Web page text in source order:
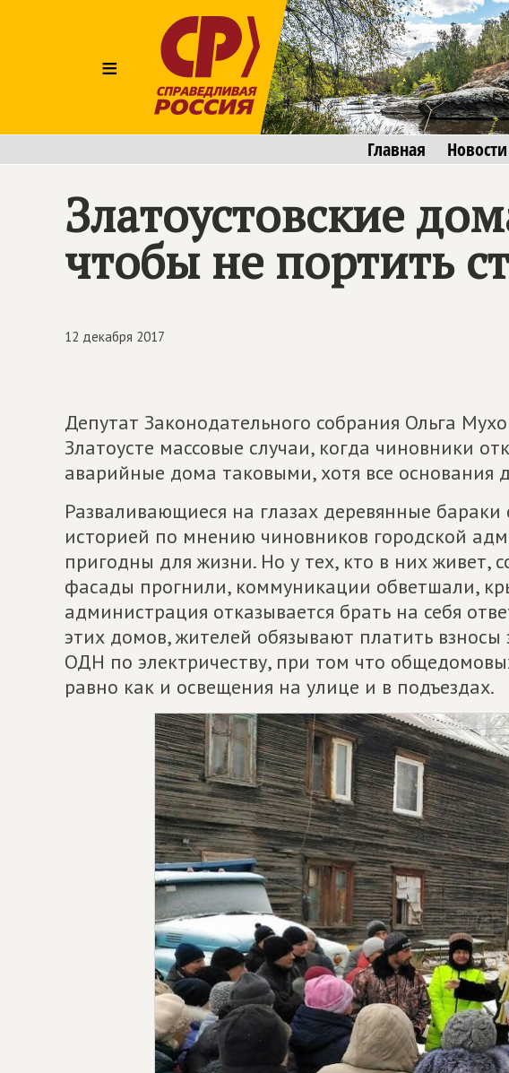
≡
Главная Новости
Златоустовские
чтобы не портить
12 декабря 2017
Депутат Законодательного собрания Ольга
Златоусте массовые случаи, когда чиновники
аварийные дома таковыми, хотя все основания
Разваливающиеся на глазах деревянные бараки
историей по мнению чиновников городской
пригодны для жизни. Но у тех, кто в них живет,
фасады прогнили, коммуникации обветшали,
администрация отказывается брать на себя
этих домов, жителей обязывают платить
ОДН по электричеству, при том что
равно как и освещения на улице и в подъездах.